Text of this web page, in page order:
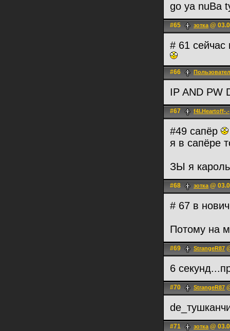
go ya nuBa
#65 зотка@
# 61
#66
IP AND PW
#67 f4l.Heartoff-.-
#49 сапёр
я в сапёре
ЗЫ я
#68 зотка@
# 67 в
Потому на
#69 StrangeR87
6
#70 StrangeR87
#71 зотка@